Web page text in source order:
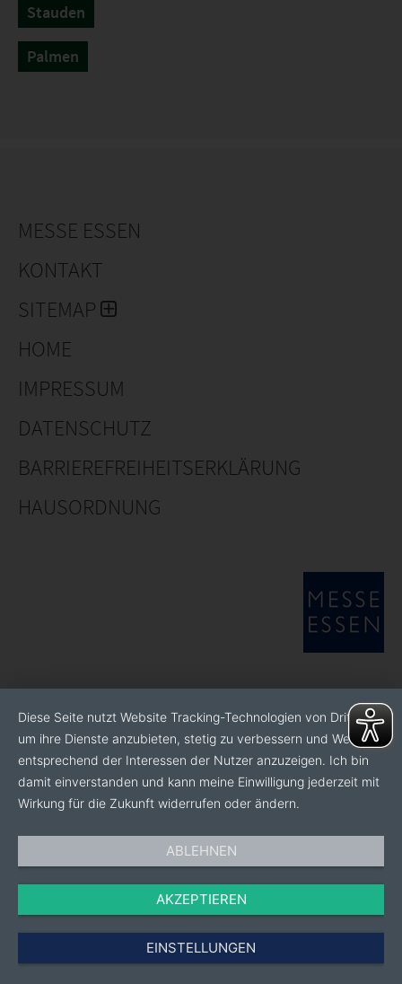
Stauden
Palmen
MESSE ESSEN
KONTAKT
SITEMAP
HOME
IMPRESSUM
DATENSCHUTZ
BARRIEREFREIHEITSERKLÄRUNG
HAUSORDNUNG
Diese Seite nutzt Website Tracking-Technologien von Dritten,
um ihre Dienste anzubieten, stetig zu verbessern und Werbung
entsprechend der Interessen der Nutzer anzuzeigen. Ich bin
damit einverstanden und kann meine Einwilligung jederzeit mit
Wirkung für die Zukunft widerrufen oder ändern.
ABLEHNEN
AKZEPTIEREN
EINSTELLUNGEN